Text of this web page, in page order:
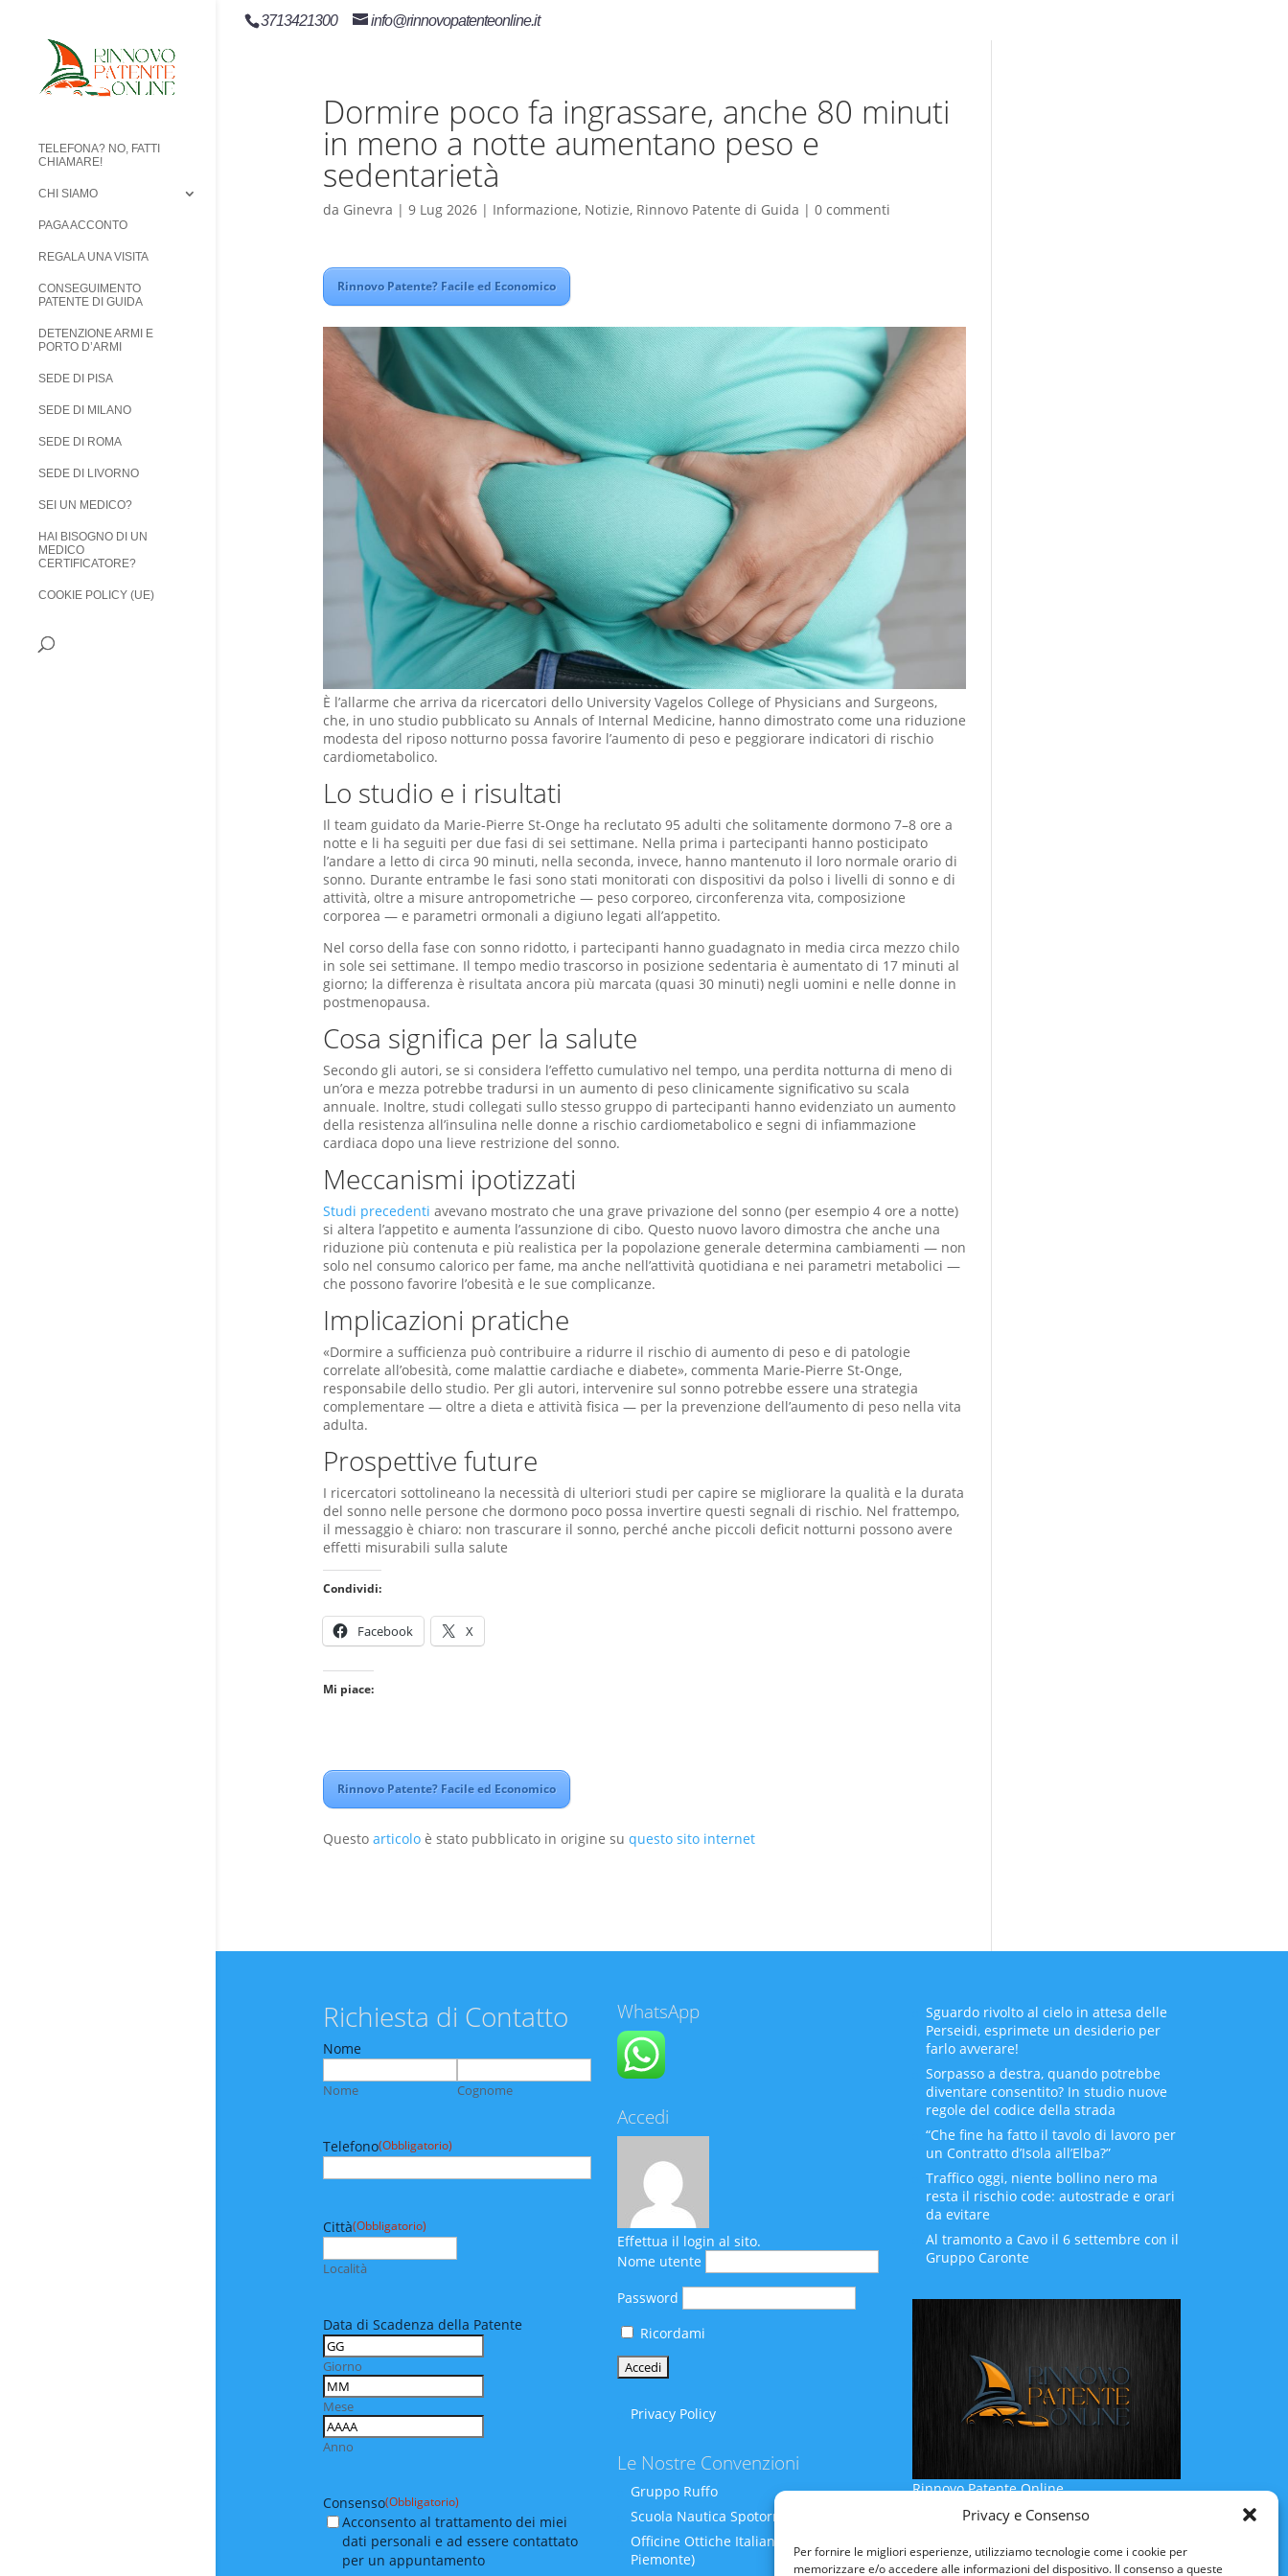
Privacy e Consenso
Per fornire le migliori esperienze, utilizziamo tecnologie come i cookie per
memorizzare e/o accedere alle informazioni del dispositivo. Il consenso a queste
3713421300 info@rinnovopatenteonline.it
TELEFONA? NO, FATTI
CHIAMARE!
CHI SIAMO
PAGA ACCONTO
REGALA UNA VISITA
CONSEGUIMENTO
PATENTE DI GUIDA
DETENZIONE ARMI E
PORTO D’ARMI
SEDE DI PISA
SEDE DI MILANO
SEDE DI ROMA
SEDE DI LIVORNO
SEI UN MEDICO?
HAI BISOGNO DI UN
MEDICO
CERTIFICATORE?
COOKIE POLICY (UE)
Dormire poco fa ingrassare, anche 80 minuti
in meno a notte aumentano peso e
sedentarietà
da Ginevra | 9 Lug 2026| Informazione, Notizie, Rinnovo Patente di Guida | 0 commenti
Rinnovo Patente? Facile ed Economico
È l’allarme che arriva da ricercatori dello University Vagelos College of Physicians and Surgeons,
che, in uno studio pubblicato su Annals of Internal Medicine, hanno dimostrato come una riduzione
modesta del riposo notturno possa favorire l’aumento di peso e peggiorare indicatori di rischio
cardiometabolico.
Lo studio e i risultati
Il team guidato da Marie‑Pierre St‑Onge ha reclutato 95 adulti che solitamente dormono 7–8 ore a
notte e li ha seguiti per due fasi di sei settimane. Nella prima i partecipanti hanno posticipato
l’andare a letto di circa 90 minuti, nella seconda, invece, hanno mantenuto il loro normale orario di
sonno. Durante entrambe le fasi sono stati monitorati con dispositivi da polso i livelli di sonno e di
attività, oltre a misure antropometriche — peso corporeo, circonferenza vita, composizione
corporea — e parametri ormonali a digiuno legati all’appetito.
Nel corso della fase con sonno ridotto, i partecipanti hanno guadagnato in media circa mezzo chilo
in sole sei settimane. Il tempo medio trascorso in posizione sedentaria è aumentato di 17 minuti al
giorno; la differenza è risultata ancora più marcata (quasi 30 minuti) negli uomini e nelle donne in
postmenopausa.
Cosa significa per la salute
Secondo gli autori, se si considera l’effetto cumulativo nel tempo, una perdita notturna di meno di
un’ora e mezza potrebbe tradursi in un aumento di peso clinicamente significativo su scala
annuale. Inoltre, studi collegati sullo stesso gruppo di partecipanti hanno evidenziato un aumento
della resistenza all’insulina nelle donne a rischio cardiometabolico e segni di infiammazione
cardiaca dopo una lieve restrizione del sonno.
Meccanismi ipotizzati
Studi precedenti avevano mostrato che una grave privazione del sonno (per esempio 4 ore a notte)
si altera l’appetito e aumenta l’assunzione di cibo. Questo nuovo lavoro dimostra che anche una
riduzione più contenuta e più realistica per la popolazione generale determina cambiamenti — non
solo nel consumo calorico per fame, ma anche nell’attività quotidiana e nei parametri metabolici —
che possono favorire l’obesità e le sue complicanze.
Implicazioni pratiche
«Dormire a sufficienza può contribuire a ridurre il rischio di aumento di peso e di patologie
correlate all’obesità, come malattie cardiache e diabete», commenta Marie‑Pierre St‑Onge,
responsabile dello studio. Per gli autori, intervenire sul sonno potrebbe essere una strategia
complementare — oltre a dieta e attività fisica — per la prevenzione dell’aumento di peso nella vita
adulta.
Prospettive future
I ricercatori sottolineano la necessità di ulteriori studi per capire se migliorare la qualità e la durata
del sonno nelle persone che dormono poco possa invertire questi segnali di rischio. Nel frattempo,
il messaggio è chiaro: non trascurare il sonno, perché anche piccoli deficit notturni possono avere
effetti misurabili sulla salute
Condividi:
Facebook X
Mi piace:
Rinnovo Patente? Facile ed Economico
Questo articoloè stato pubblicato in origine su questo sito internet
Richiesta di Contatto
Nome
Nome Cognome
Telefono(Obbligatorio)
Città(Obbligatorio)
Località
Data di Scadenza della Patente
Giorno
Mese
Anno
Consenso(Obbligatorio)
Acconsento al trattamento dei miei
dati personali e ad essere contattato
per un appuntamento
WhatsApp
Accedi
Effettua il login al sito.
Nome utente
Password
Ricordami
Privacy Policy
Le Nostre Convenzioni
Gruppo Ruffo
Scuola Nautica Spotornoli
Officine Ottiche Italiane (Liguria-
Piemonte)
Sguardo rivolto al cielo in attesa delle
Perseidi, esprimete un desiderio per
farlo avverare!
Sorpasso a destra, quando potrebbe
diventare consentito? In studio nuove
regole del codice della strada
“Che fine ha fatto il tavolo di lavoro per
un Contratto d’Isola all’Elba?”
Traffico oggi, niente bollino nero ma
resta il rischio code: autostrade e orari
da evitare
Al tramonto a Cavo il 6 settembre con il
Gruppo Caronte
Rinnovo Patente Online